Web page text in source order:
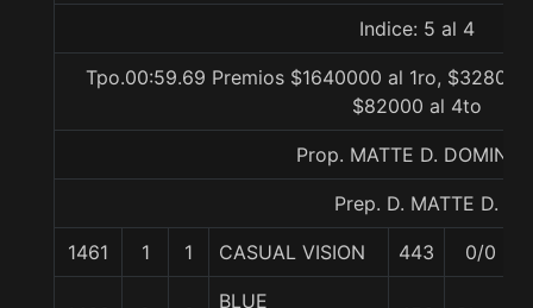
Indice: 5 al 4
Tpo.00:59.69 Premios $1640000 al 1ro,
$82000 al 4to
Prop. MATTE D.
Prep. D. MATTE D.
1461 1 1 CASUAL VISION 443 0/0
BLUE